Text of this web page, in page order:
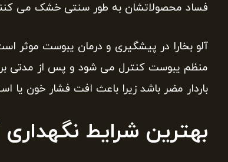
فساد محصولاتشان به طور سنتی خشک می
آلو بخارا در پیشگیری و درمان یبوست موثر
منظم یبوست کنترل می شود و پس از مدتی
باردار مضر باشد زیرا باعث افت فشار خون یا
بهترین شرایط